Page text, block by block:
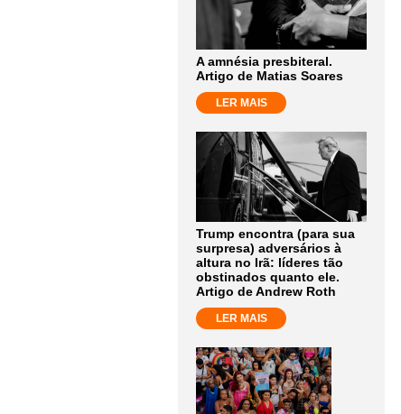
A amnésia presbiteral.
Artigo de Matias Soares
LER MAIS
Trump encontra (para sua
surpresa) adversários à
altura no Irã: líderes tão
obstinados quanto ele.
Artigo de Andrew Roth
LER MAIS